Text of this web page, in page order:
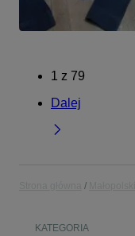
1 z 79
Dalej
KATEGORIA